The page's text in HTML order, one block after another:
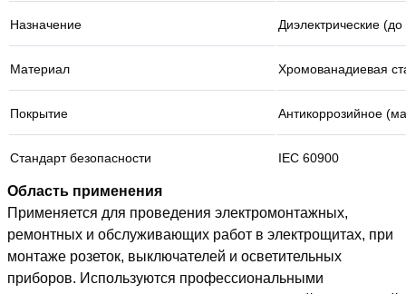
Назначение Диэлектрические
Материал Хромованадиевая
Покрытие Антикоррозийное
Стандарт безопасности IEC 60900
Область применения
Применяется для проведения электромонтажных,
ремонтных и обслуживающих работ в электрощитах, при
монтаже розеток, выключателей и осветительных
приборов. Используются профессиональными